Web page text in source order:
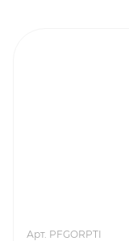
Арт. PFGORPTI